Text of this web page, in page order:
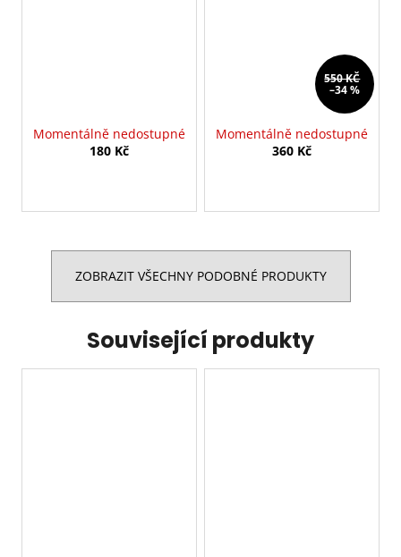
Momentálně nedostupné
180 Kč
550 KČ
–34 %
Momentálně nedostupné
360 Kč
ZOBRAZIT VŠECHNY PODOBNÉ PRODUKTY
Související produkty